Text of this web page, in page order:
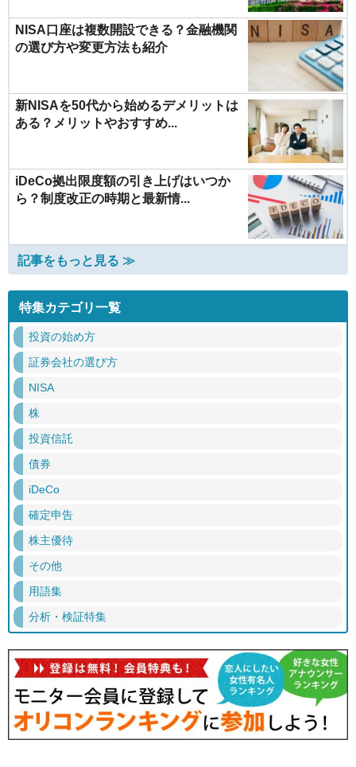
NISA口座は複数開設できる？金融機関
の選び方や変更方法も紹介
新NISAを50代から始めるデメリットは
ある？メリットやおすすめ...
iDeCo拠出限度額の引き上げはいつか
ら？制度改正の時期と最新情...
記事をもっと見る ≫
特集カテゴリ一覧
投資の始め方
証券会社の選び方
NISA
株
投資信託
債券
iDeCo
確定申告
株主優待
その他
用語集
分析・検証特集